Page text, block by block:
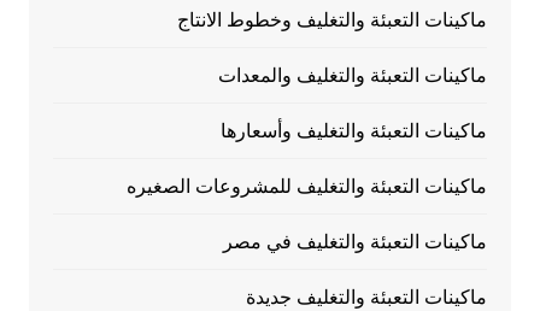
ماكينات التعبئة والتغليف وخطوط الانتاج
ماكينات التعبئة والتغليف والمعدات
ماكينات التعبئة والتغليف وأسعارها
ماكينات التعبئة والتغليف للمشروعات الصغيره
ماكينات التعبئة والتغليف في مصر
ماكينات التعبئة والتغليف جديدة